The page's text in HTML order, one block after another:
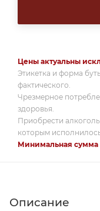
Цены актуальны
Этикетка и форма
фактического.
Чрезмерное
здоровья.
Приобрести
которым исполнилось
Минимальная сумма
Описание